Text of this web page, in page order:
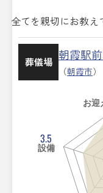
全てを親切にお教え
葬儀場 朝霞駅
（朝霞市）
お迎
3.5
設備